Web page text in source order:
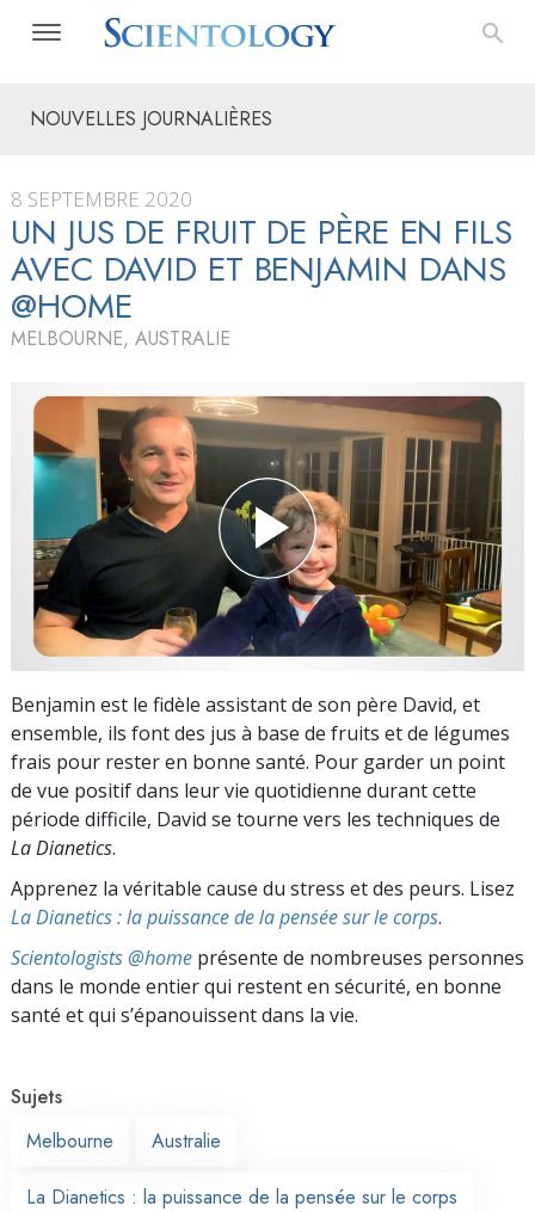
NOUVELLES JOURNALIÈRES
8 SEPTEMBRE 2020
UN JUS DE FRUIT DE PÈRE EN FILS
AVEC DAVID ET BENJAMIN DANS
@HOME
MELBOURNE, AUSTRALIE
Benjamin est le fidèle assistant de son père David, et
ensemble, ils font des jus à base de fruits et de légumes
frais pour rester en bonne santé. Pour garder un point
de vue positif dans leur vie quotidienne durant cette
période difficile, David se tourne vers les techniques de
La Dianetics.
Apprenez la véritable cause du stress et des peurs. Lisez
La Dianetics : la puissance de la pensée sur le corps.
Scientologists @home présente de nombreuses personnes
dans le monde entier qui restent en sécurité, en bonne
santé et qui s’épanouissent dans la vie.
Sujets
Melbourne
Australie
La Dianetics : la puissance de la pensée sur le corps